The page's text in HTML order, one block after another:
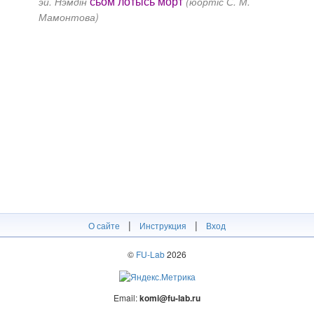
Мамонтова)
О сайте | Инструкция | Вход
© FU-Lab2026
Email:komi@fu-lab.ru